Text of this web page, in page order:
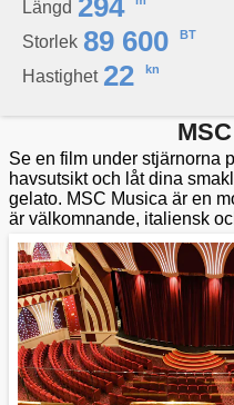
Längd 294
Storlek 89 600 BT
Hastighet 22 kn
Se en film under stjärnorna
havsutsikt och låt dina
gelato. MSC Musica är en
är välkomnande, italiensk